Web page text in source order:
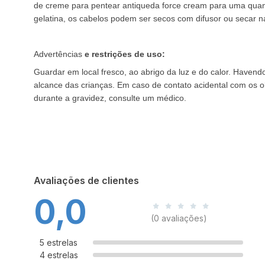
de creme para pentear antiqueda force cream para uma
gelatina, os cabelos podem ser secos com difusor ou secar
Advertências e restrições de uso:
Guardar em local fresco, ao abrigo da luz e do calor.
alcance das crianças. Em caso de contato acidental com os
durante a gravidez, consulte um médico.
Avaliações de clientes
0,0 (0 avaliações)
5 estrelas
4 estrelas